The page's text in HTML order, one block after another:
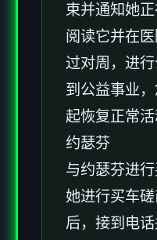
束并通知她正
阅读它并在
过对周，进
到公益事业
起恢复正常活
约瑟芬
与约瑟芬进
她进行买车
后，接到电